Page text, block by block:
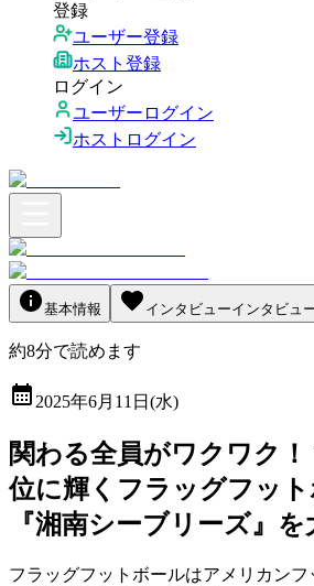
登録
ユーザー登録
ホスト登録
ログイン
ユーザーログイン
ホストログイン
基本情報 インタビューインタビュ
約8分で読めます
2025年6月11日(水)
関わる全員がワクワク！
位に輝くフラッグフッ
『湘南シーブリーズ』を
フラッグフットボールはアメリカン